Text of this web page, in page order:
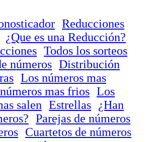
Reducciones
¿Que es una Reducción?
Todos los sorteos
números Distribución
Los números mas
mas frios Los
salen Estrellas
¿Han
Parejas de números
Cuartetos de números